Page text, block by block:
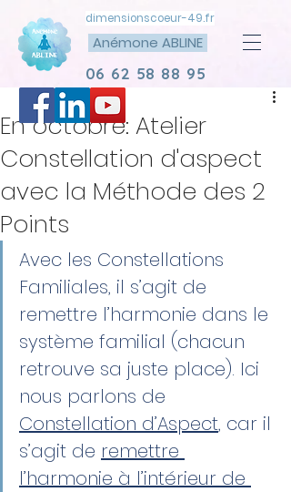
Anémone ABLINE
dimensionscoeur-49.fr
06 62 58 88 95
En octobre: Atelier
Constellation d'aspect
avec la Méthode des 2
Points
Avec les Constellations
Familiales, il s’agit de
remettre l’harmonie dans le
système familial (chacun
retrouve sa juste place). Ici
nous parlons de
Constellation d’Aspect, car il
s’agit de remettre
l’harmonie à l’intérieur de